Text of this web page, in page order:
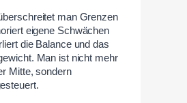
man Grenzen
eigene Schwächen
die Balance und das
Man ist nicht mehr
Mitte, sondern